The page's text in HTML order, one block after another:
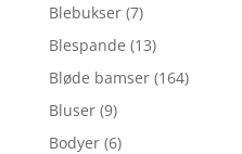
Blebukser (7)
Blespande (13)
Bløde bamser (164)
Bluser (9)
Bodyer (6)